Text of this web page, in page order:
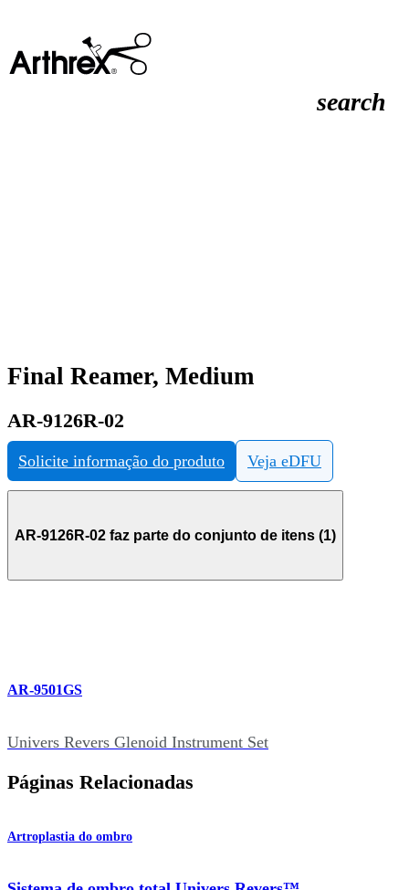
search
Final Reamer, Medium
AR-9126R-02
Solicite informação do produto Veja eDFU
AR-9126R-02 faz parte do conjunto de itens (1)
AR-9501GS
Univers Revers Glenoid Instrument Set
Páginas Relacionadas
Artroplastia do ombro